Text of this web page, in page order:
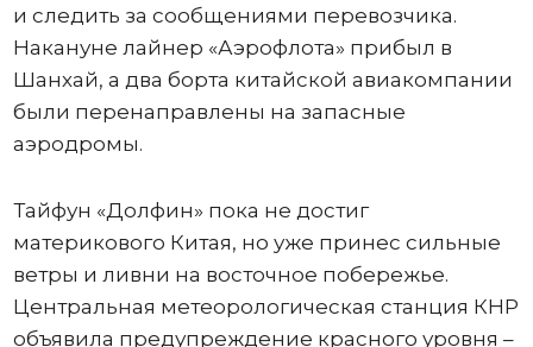
и следить за сообщениями перевозчика.
Накануне лайнер «Аэрофлота» прибыл в
Шанхай, а два борта китайской авиакомпании
были перенаправлены на запасные
аэродромы.
Тайфун «Долфин» пока не достиг
материкового Китая, но уже принес сильные
ветры и ливни на восточное побережье.
Центральная метеорологическая станция КНР
объявила предупреждение красного уровня –